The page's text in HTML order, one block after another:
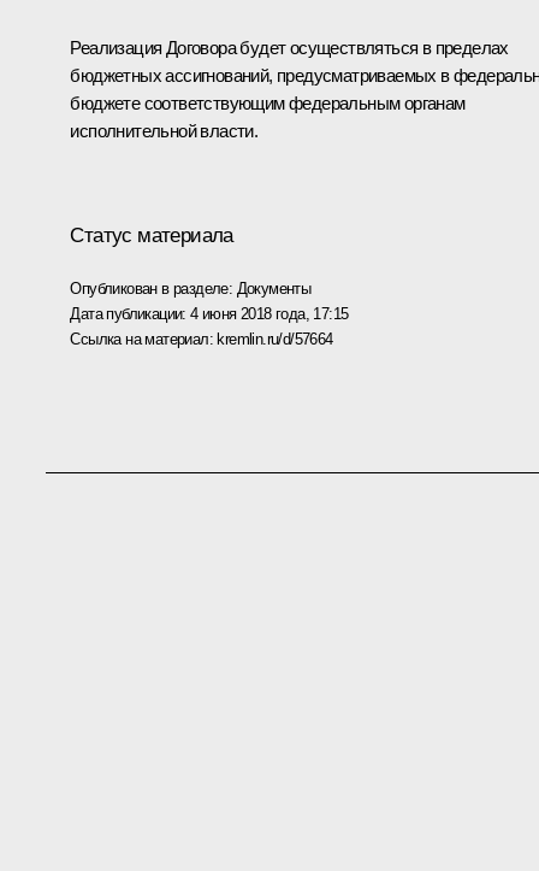
Реализация Договора будет осуществляться в пределах
бюджетных ассигнований, предусматриваемых в
бюджете соответствующим федеральным органам
исполнительной власти.
Статус материала
Опубликован в разделе: Документы
Дата публикации:4 июня 2018 года, 17:15
Ссылка на материал: kremlin.ru/d/57664